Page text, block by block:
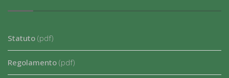
Statuto (pdf)
Regolamento (pdf)